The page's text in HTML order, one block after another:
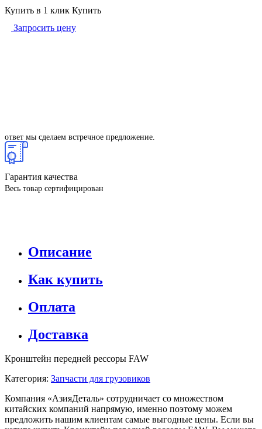
Купить в 1 клик Купить
Запросить цену
ответ мы сделаем встречное предложение.
Гарантия качества
Весь товар сертифицирован
Описание
Как купить
Оплата
Доставка
Кронштейн передней рессоры FAW
Категория: Запчасти для грузовиков
Компания «АзияДеталь» сотрудничает со множеством
китайских компаний напрямую, именно поэтому можем
предложить нашим клиентам самые выгодные цены. Если вы